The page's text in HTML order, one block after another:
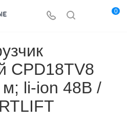
0
CPD18TV8
м; li-ion 48В /